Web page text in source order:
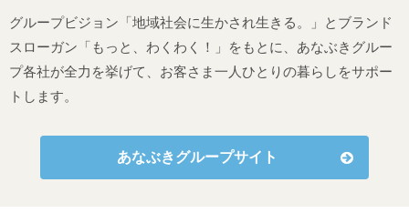
グループビジョン「地域社会に生かされ生きる。」とブランド
スローガン「もっと、わくわく！」をもとに、あなぶきグルー
プ各社が全力を挙げて、お客さま一人ひとりの暮らしをサポー
トします。
あなぶきグループサイト